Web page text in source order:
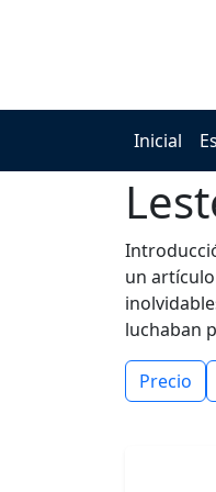
Inicial
un
luchaban
Precio